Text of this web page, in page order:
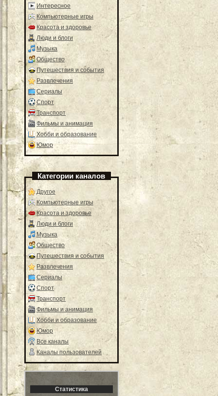
Интересное
Компьютерные игры
Красота и здоровье
Люди и блоги
Музыка
Общество
Путешествия и события
Развлечения
Сериалы
Спорт
Транспорт
Фильмы и анимация
Хобби и образование
Юмор
Категории каналов
Другое
Компьютерные игры
Красота и здоровье
Люди и блоги
Музыка
Общество
Путешествия и события
Развлечения
Сериалы
Спорт
Транспорт
Фильмы и анимация
Хобби и образование
Юмор
Все каналы
Каналы пользователей
Статистика